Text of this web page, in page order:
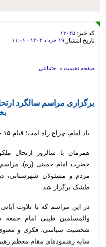
کد خبر: ۱۲۰۴۵
تاریخ انتشار:۱۹ خرداد ۱۴۰۴ - ۱۱:۰۱
صفحه نخست » اجتماعی
برگزاری مراسم سالگرد
یاد امام، چراغ راه امت؛ قیام ۱۵ خرداد، نقطه عطف انقلاب اسلامی
همزمان با سالروز ارتحال
حضرت امام خمینی (ره)،
مردم و مسئولان
طشک برگزار شد.
در این مراسم که با تلاوت
والمسلمین طیبی امام
شخصیت سیاسی، فکری و معنوی
سایه رهنمودهای مقام معظم